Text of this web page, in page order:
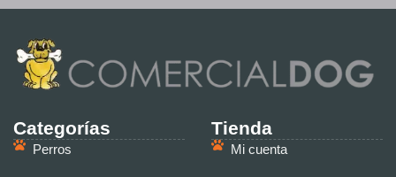
Categorías
Perros
Tienda
Mi cuenta